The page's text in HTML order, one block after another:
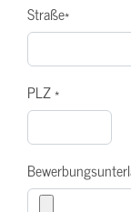
Straße*
PLZ*